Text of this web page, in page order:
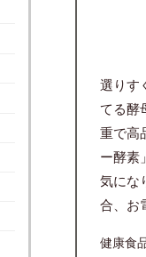
選りす
てる酵
重で高
ー酵素
気にな
合、お
健康食